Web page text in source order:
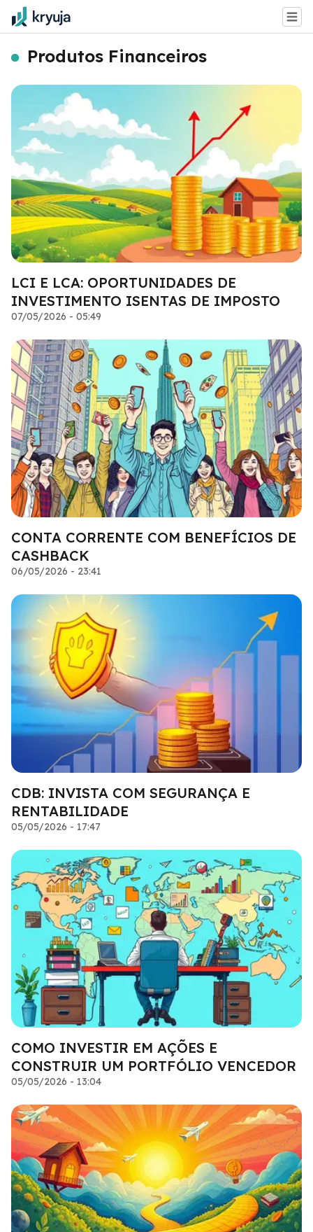
Produtos Financeiros
LCI E LCA: OPORTUNIDADES DE
INVESTIMENTO ISENTAS DE IMPOSTO
07/05/2026 - 05:49
CONTA CORRENTE COM BENEFÍCIOS DE
CASHBACK
06/05/2026 - 23:41
CDB: INVISTA COM SEGURANÇA E
RENTABILIDADE
05/05/2026 - 17:47
COMO INVESTIR EM AÇÕES E
CONSTRUIR UM PORTFÓLIO VENCEDOR
05/05/2026 - 13:04